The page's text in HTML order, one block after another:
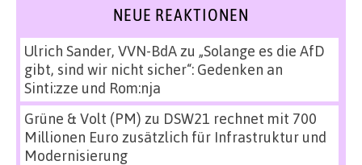
NEUE REAKTIONEN
Ulrich Sander, VVN-BdAzu „Solange es die AfD
gibt, sind wir nicht sicher“: Gedenken an
Sinti:zze und Rom:nja
Grüne & Volt (PM) zu DSW21 rechnet mit 700
Millionen Euro zusätzlich für Infrastruktur und
Modernisierung